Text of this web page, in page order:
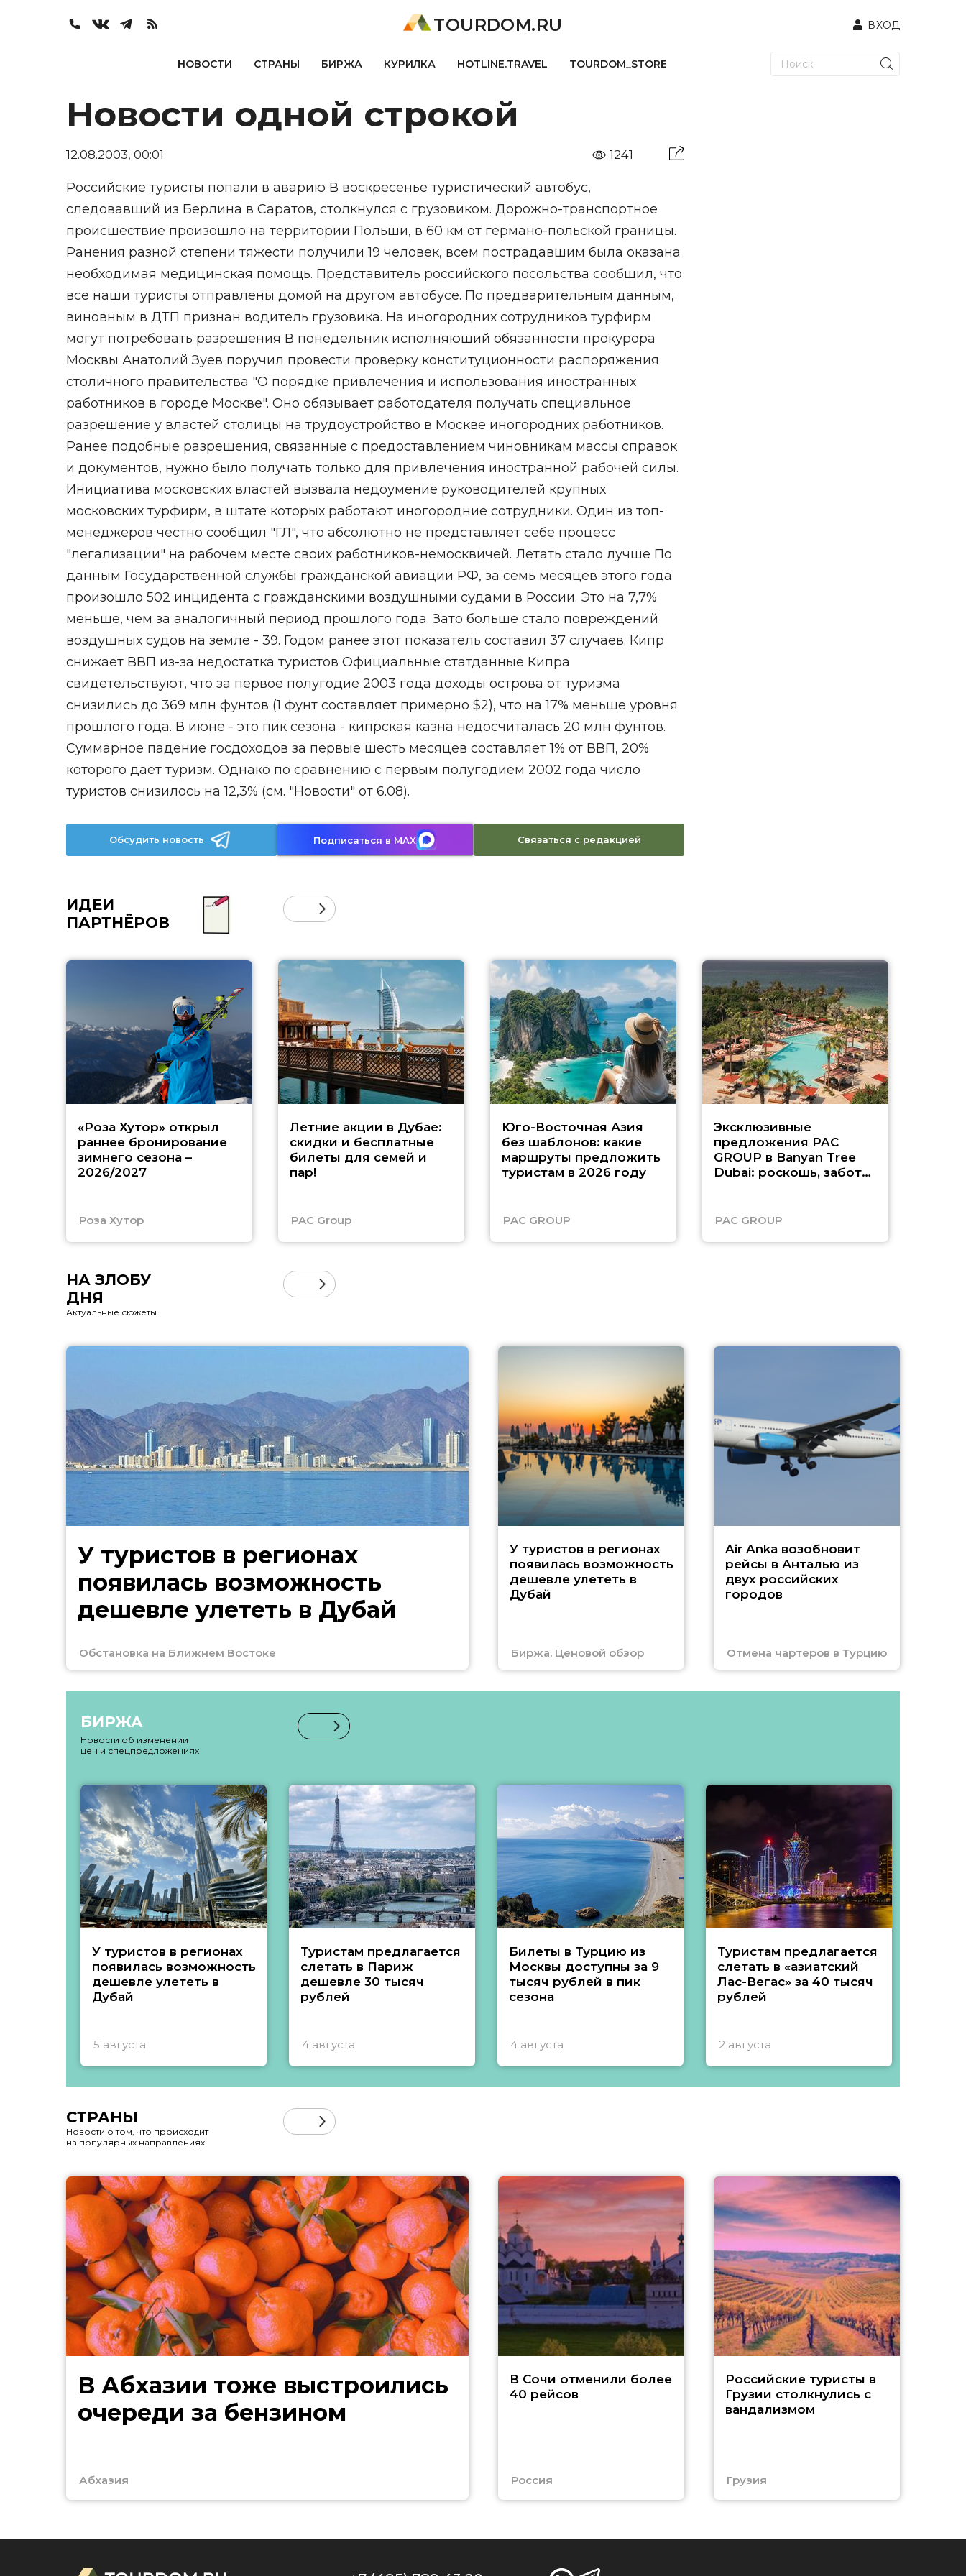
TOURDOM.RU ВХОД
НОВОСТИ СТРАНЫ БИРЖА КУРИЛКА HOTLINE.TRAVEL TOURDOM_STORE
Новости одной строкой
12.08.2003, 00:01 1241
Российские туристы попали в аварию В воскресенье туристический автобус,
следовавший из Берлина в Саратов, столкнулся с грузовиком. Дорожно-транспортное
происшествие произошло на территории Польши, в 60 км от германо-польской границы.
Ранения разной степени тяжести получили 19 человек, всем пострадавшим была оказана
необходимая медицинская помощь. Представитель российского посольства сообщил, что
все наши туристы отправлены домой на другом автобусе. По предварительным данным,
виновным в ДТП признан водитель грузовика. На иногородних сотрудников турфирм
могут потребовать разрешения В понедельник исполняющий обязанности прокурора
Москвы Анатолий Зуев поручил провести проверку конституционности распоряжения
столичного правительства "О порядке привлечения и использования иностранных
работников в городе Москве". Оно обязывает работодателя получать специальное
разрешение у властей столицы на трудоустройство в Москве иногородних работников.
Ранее подобные разрешения, связанные с предоставлением чиновникам массы справок
и документов, нужно было получать только для привлечения иностранной рабочей силы.
Инициатива московских властей вызвала недоумение руководителей крупных
московских турфирм, в штате которых работают иногородние сотрудники. Один из топ-
менеджеров честно сообщил "ГЛ", что абсолютно не представляет себе процесс
"легализации" на рабочем месте своих работников-немосквичей. Летать стало лучше По
данным Государственной службы гражданской авиации РФ, за семь месяцев этого года
произошло 502 инцидента с гражданскими воздушными судами в России. Это на 7,7%
меньше, чем за аналогичный период прошлого года. Зато больше стало повреждений
воздушных судов на земле - 39. Годом ранее этот показатель составил 37 случаев. Кипр
снижает ВВП из-за недостатка туристов Официальные статданные Кипра
свидетельствуют, что за первое полугодие 2003 года доходы острова от туризма
снизились до 369 млн фунтов (1 фунт составляет примерно $2), что на 17% меньше уровня
прошлого года. В июне - это пик сезона - кипрская казна недосчиталась 20 млн фунтов.
Суммарное падение госдоходов за первые шесть месяцев составляет 1% от ВВП, 20%
которого дает туризм. Однако по сравнению с первым полугодием 2002 года число
туристов снизилось на 12,3% (см. "Новости" от 6.08).
Обсудить новость Подписаться в MAX Связаться с редакцией
ИДЕИ
ПАРТНЁРОВ
«Роза Хутор» открыл
раннее бронирование
зимнего сезона –
2026/2027
Роза Хутор
Летние акции в Дубае:
скидки и бесплатные
билеты для семей и
пар!
PAC Group
Юго-Восточная Азия
без шаблонов: какие
маршруты предложить
туристам в 2026 году
PAC GROUP
Эксклюзивные
предложения PAC
GROUP в Banyan Tree
Dubai: роскошь, забота
PAC GROUP
НА ЗЛОБУ
ДНЯ
Актуальные сюжеты
У туристов в регионах
появилась возможность
дешевле улететь в Дубай
Обстановка на Ближнем Востоке
У туристов в регионах
появилась возможность
дешевле улететь в
Дубай
Биржа. Ценовой обзор
Air Anka возобновит
рейсы в Анталью из
двух российских
городов
Отмена чартеров в Турцию
БИРЖА
Новости об изменении
цен и спецпредложениях
У туристов в регионах
появилась возможность
дешевле улететь в
Дубай
5 августа
Туристам предлагается
слетать в Париж
дешевле 30 тысяч
рублей
4 августа
Билеты в Турцию из
Москвы доступны за 9
тысяч рублей в пик
сезона
4 августа
Туристам предлагается
слетать в «азиатский
Лас-Вегас» за 40 тысяч
рублей
2 августа
СТРАНЫ
Новости о том, что происходит
на популярных направлениях
В Абхазии тоже выстроились
очереди за бензином
Абхазия
В Сочи отменили более
40 рейсов
Россия
Российские туристы в
Грузии столкнулись с
вандализмом
Грузия